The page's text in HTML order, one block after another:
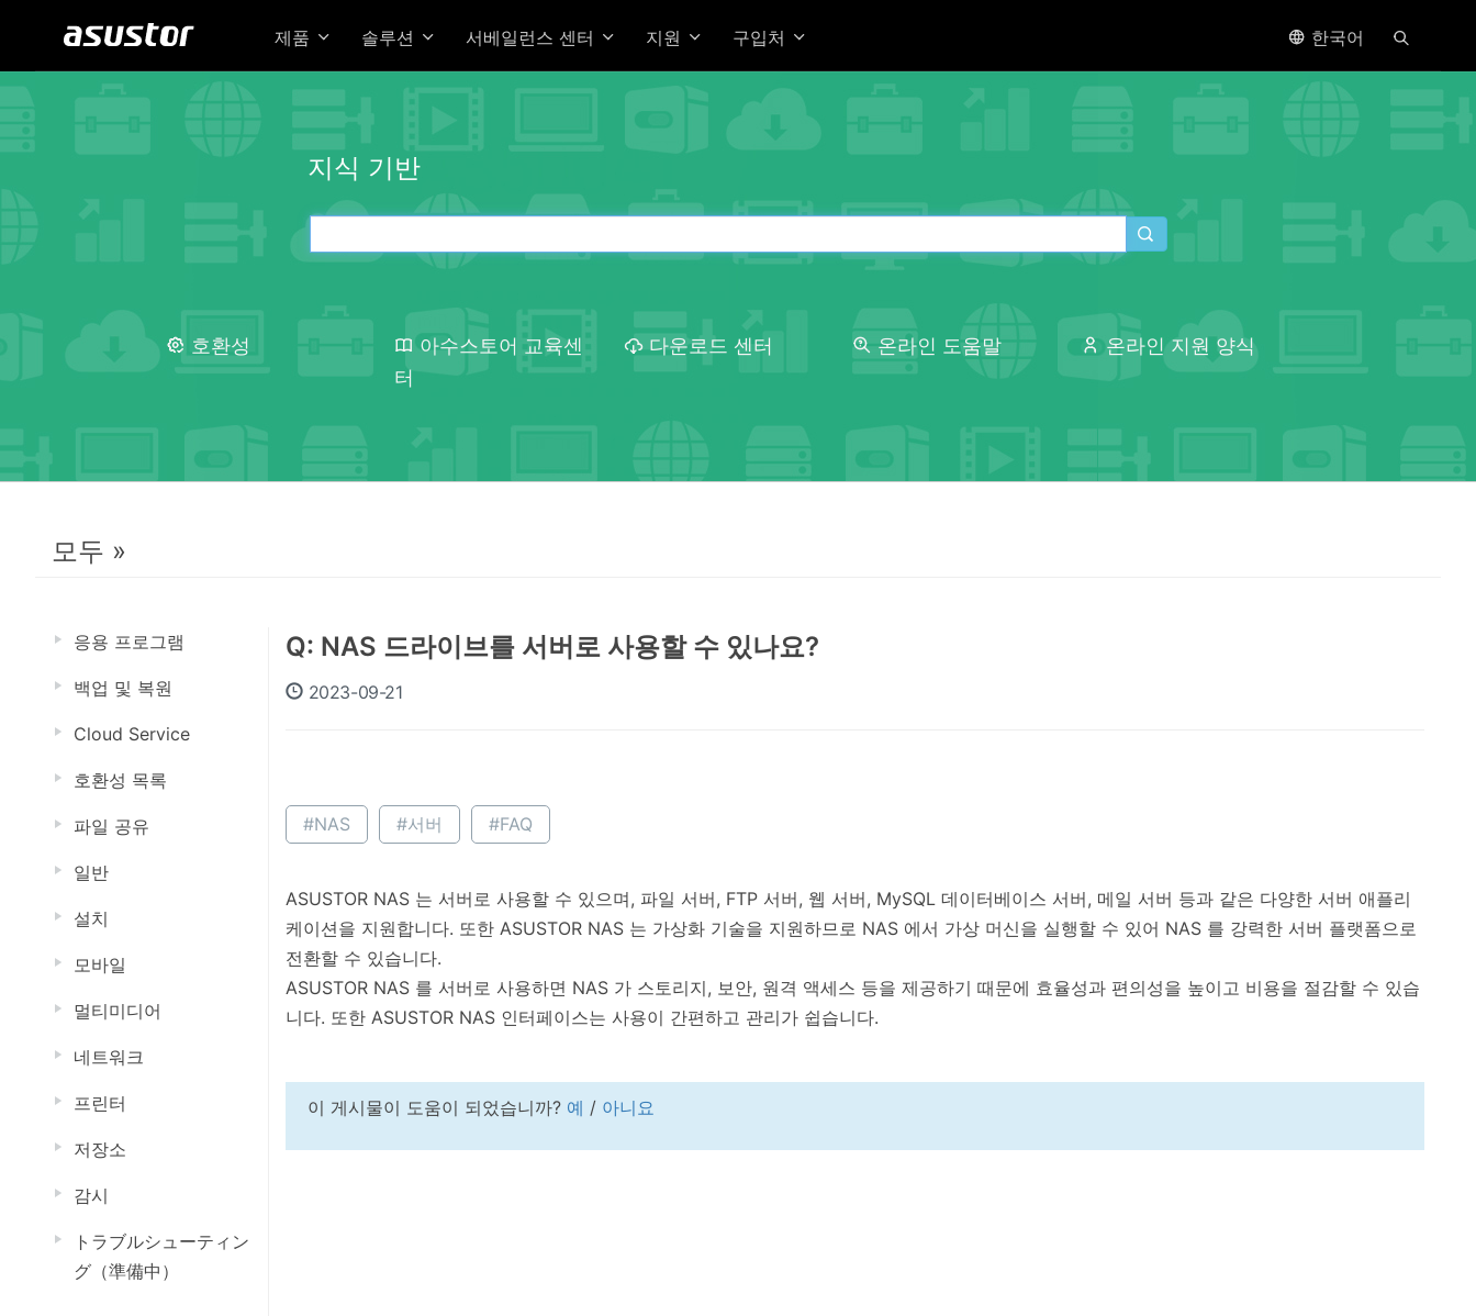
제품 솔루션 서베일런스 센터 지원 구입처 한국어
지식 기반
호환성
아수스토어 교육센
터
다운로드 센터 온라인 도움말 온라인 지원 양식
모두 »
응용 프로그램
백업 및 복원
Cloud Service
호환성 목록
파일 공유
일반
설치
모바일
멀티미디어
네트워크
프린터
저장소
감시
トラブルシューティン
グ（準備中）
Q: NAS 드라이브를 서버로 사용할 수 있나요?
2023-09-21
#NAS #서버 #FAQ
ASUSTOR NAS 는 서버로 사용할 수 있으며, 파일 서버, FTP 서버, 웹 서버, MySQL 데이터베이스 서버, 메일 서버 등과 같은 다양한 서버 애플리
케이션을 지원합니다. 또한 ASUSTOR NAS 는 가상화 기술을 지원하므로 NAS 에서 가상 머신을 실행할 수 있어 NAS 를 강력한 서버 플랫폼으로
전환할 수 있습니다.
ASUSTOR NAS 를 서버로 사용하면 NAS 가 스토리지, 보안, 원격 액세스 등을 제공하기 때문에 효율성과 편의성을 높이고 비용을 절감할 수 있습
니다. 또한 ASUSTOR NAS 인터페이스는 사용이 간편하고 관리가 쉽습니다.
이 게시물이 도움이 되었습니까? 예 / 아니요